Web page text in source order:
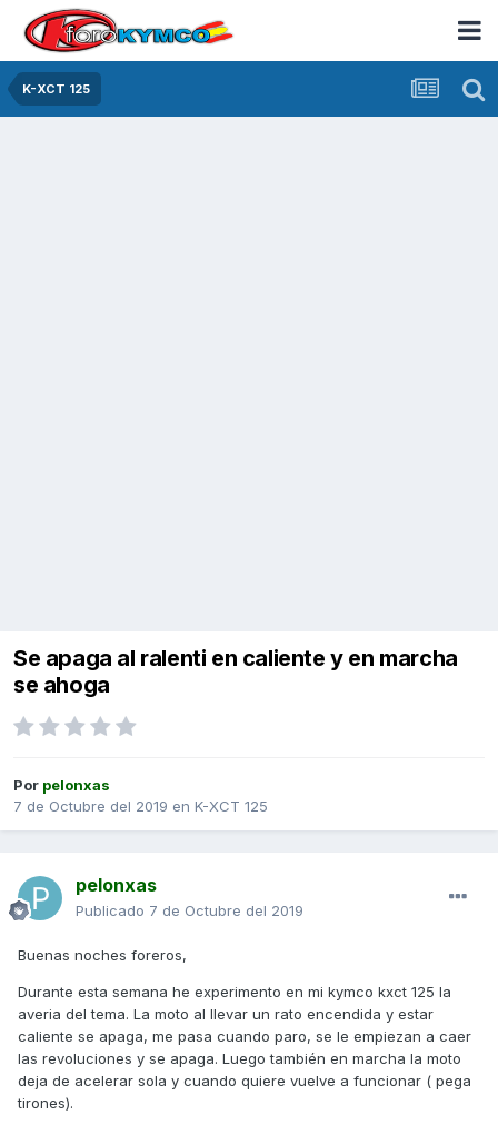
K-XCT 125
Se apaga al ralenti en caliente y en marcha
se ahoga
Por pelonxas
7 de Octubre del 2019 en K-XCT 125
pelonxas
Publicado 7 de Octubre del 2019
Buenas noches foreros,
Durante esta semana he experimento en mi kymco kxct 125 la
averia del tema. La moto al llevar un rato encendida y estar
caliente se apaga, me pasa cuando paro, se le empiezan a caer
las revoluciones y se apaga. Luego también en marcha la moto
deja de acelerar sola y cuando quiere vuelve a funcionar ( pega
tirones).